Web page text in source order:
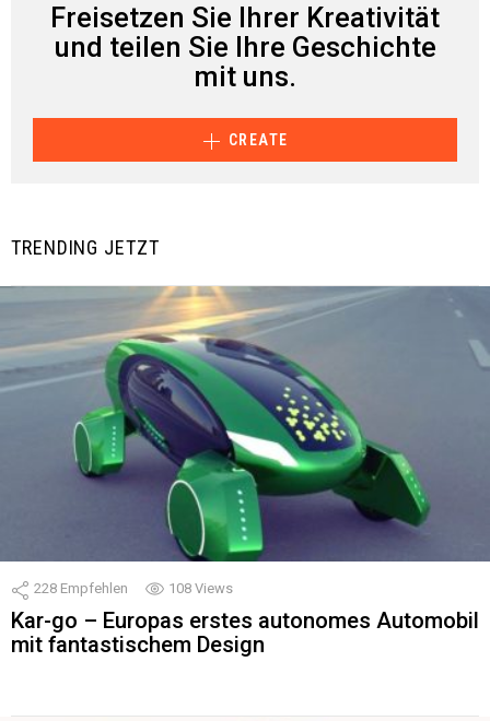
Freisetzen Sie Ihrer Kreativität
und teilen Sie Ihre Geschichte
mit uns.
CREATE
TRENDING JETZT
228 Empfehlen 108 Views
Kar-go – Europas erstes autonomes Automobil
mit fantastischem Design